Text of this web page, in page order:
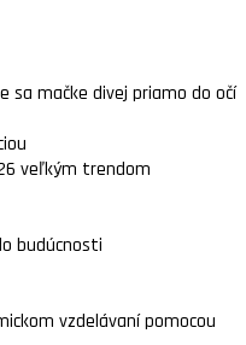
sa mačke divej priamo do očí
veľkým trendom
budúcnosti
vzdelávaní pomocou